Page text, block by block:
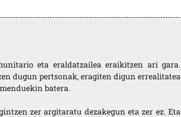
eta eraldatzailea eraikitzen ari gara.
dugun pertsonak, eragiten digun errealitatea
batera.
zer argitaratu dezakegun eta zer ez. Eta